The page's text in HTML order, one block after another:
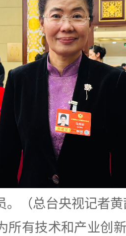
总台央视记者黄
有技术和产业创新